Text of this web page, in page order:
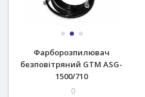
Фарборозпилювач
безповітряний GTM ASG-
1500/710
0